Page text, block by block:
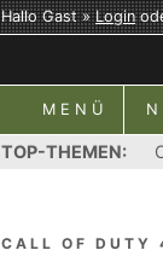
Hallo Gast »Login
MENÜ
TOP-THEMEN:
CALL OF DUTY